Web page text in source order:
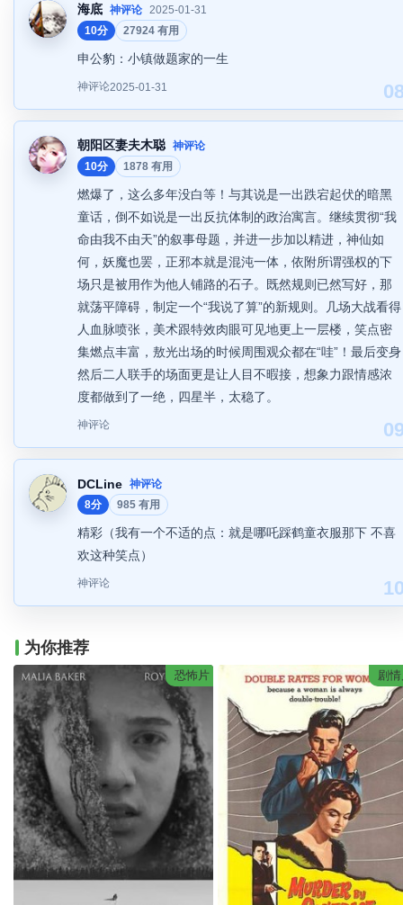
海底 神评论 2025-01-31
10分
27924 有用
申公豹：小镇做题家的一生
神评论2025-01-31
朝阳区妻夫木聪 神评论
10分
1878 有用
燃爆了，这么多年没白等！与其说是一出跌宕起伏的暗黑
童话，倒不如说是一出反抗体制的政治寓言。继续贯彻“我
命由我不由天”的叙事母题，并进一步加以精进，神仙如
何，妖魔也罢，正邪本就是混沌一体，依附所谓强权的下
场只是被用作为他人铺路的石子。既然规则已然写好，那
就荡平障碍，制定一个“我说了算”的新规则。几场大战看得
人血脉喷张，美术跟特效肉眼可见地更上一层楼，笑点密
集燃点丰富，敖光出场的时候周围观众都在“哇”！最后变身
然后二人联手的场面更是让人目不暇接，想象力跟情感浓
度都做到了一绝，四星半，太稳了。
神评论
DCLine 神评论
8分
985 有用
精彩（我有一个不适的点：就是哪吒踩鹤童衣服那下 不喜
欢这种笑点）
神评论
为你推荐
恐怖片 剧